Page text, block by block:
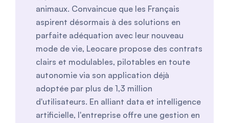
animaux. Convaincue que les Français
aspirent désormais à des solutions en
parfaite adéquation avec leur nouveau
mode de vie, Leocare propose des contrats
clairs et modulables, pilotables en toute
autonomie via son application déjà
adoptée par plus de 1,3 million
d'utilisateurs. En alliant data et intelligence
artificielle, l'entreprise offre une gestion en